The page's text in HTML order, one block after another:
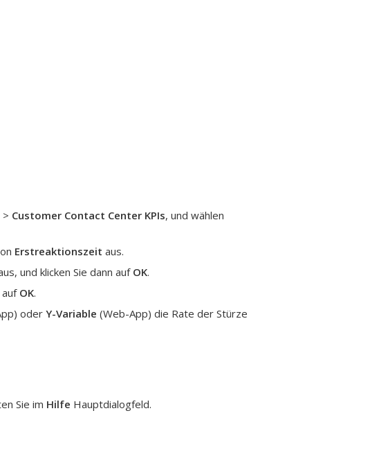
> Customer Contact Center KPIs, und wählen
Erstreaktionszeit aus.
und klicken Sie dann auf OK.
auf OK.
oder Y-Variable (Web-App) die Rate der Stürze
Sie im Hilfe Hauptdialogfeld.